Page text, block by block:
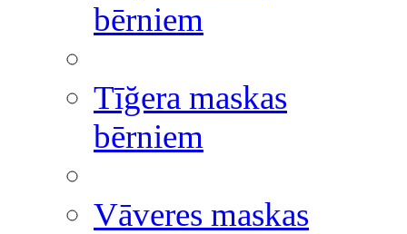
bērniem
Tīğera maskas
bērniem
Vāveres maskas